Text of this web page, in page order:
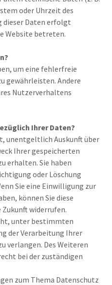
oder Uhrzeit des
dieser Daten erfolgt
Website betreten.
um eine fehlerfreie
gewährleisten. Andere
Nutzerverhaltens
Ihrer Daten?
unentgeltlich Auskunft über
Ihrer gespeicherten
erhalten. Sie haben
oder Löschung
Sie eine Einwilligung zur
können Sie diese
widerrufen.
unter bestimmten
der Verarbeitung Ihrer
verlangen. Des Weiteren
bei der zuständigen
zum Thema Datenschutz